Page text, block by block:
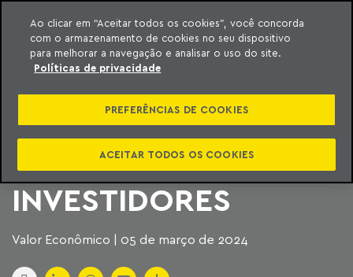
o conteúdo
Machado Meyer
EM SP, PERSPECTIVA
DE ALUGAR MORADIA
SOCIAL ATRAI
INVESTIDORES
Valor Econômico | 05 de março de 2024
Ao clicar em “Aceitar todos os cookies”, você concorda
com o armazenamento de cookies no seu dispositivo
para melhorar a navegação e analisar o uso do site.
Políticas de privacidade
PREFERÊNCIAS DE COOKIES
ACEITAR TODOS OS COOKIES